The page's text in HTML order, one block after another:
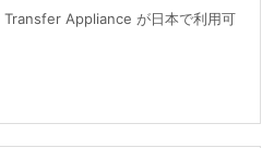
Appliance が日本で利用可